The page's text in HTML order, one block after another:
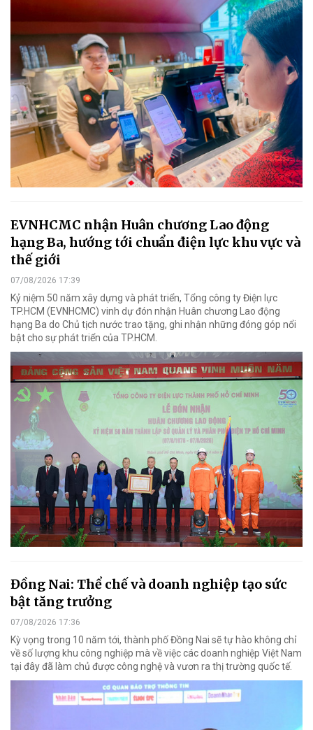
EVNHCMC nhận Huân chương Lao động
hạng Ba, hướng tới chuẩn điện lực khu vực và
thế giới
07/08/2026 17:39
Kỷ niệm 50 năm xây dựng và phát triển, Tổng công ty Điện lực
TP.HCM (EVNHCMC) vinh dự đón nhận Huân chương Lao động
hạng Ba do Chủ tịch nước trao tặng, ghi nhận những đóng góp nổi
bật cho sự phát triển của TP.HCM.
Đồng Nai: Thể chế và doanh nghiệp tạo sức
bật tăng trưởng
07/08/2026 17:36
Kỳ vọng trong 10 năm tới, thành phố Đồng Nai sẽ tự hào không chỉ
về số lượng khu công nghiệp mà về việc các doanh nghiệp Việt Nam
tại đây đã làm chủ được công nghệ và vươn ra thị trường quốc tế.